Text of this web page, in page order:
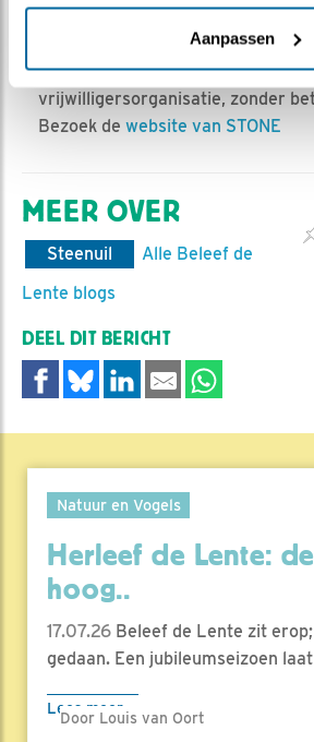
Aanpassen
Daartoe wordt samengewerkt
binnen- en buitenlandse,
vrijwilligersorganisaties. STONE
vrijwilligersorganisatie, zonder
Bezoek de website van STONE
MEER OVER
Steenuil
Alle Beleef de
Lente blogs
DEEL DIT BERICHT
Natuur en Vogels
Herleef de Lente:
hoog..
17.07.26 Beleef de Lente zit
gedaan. Een jubileumseizoen
Lees meer
Door Louis van Oort